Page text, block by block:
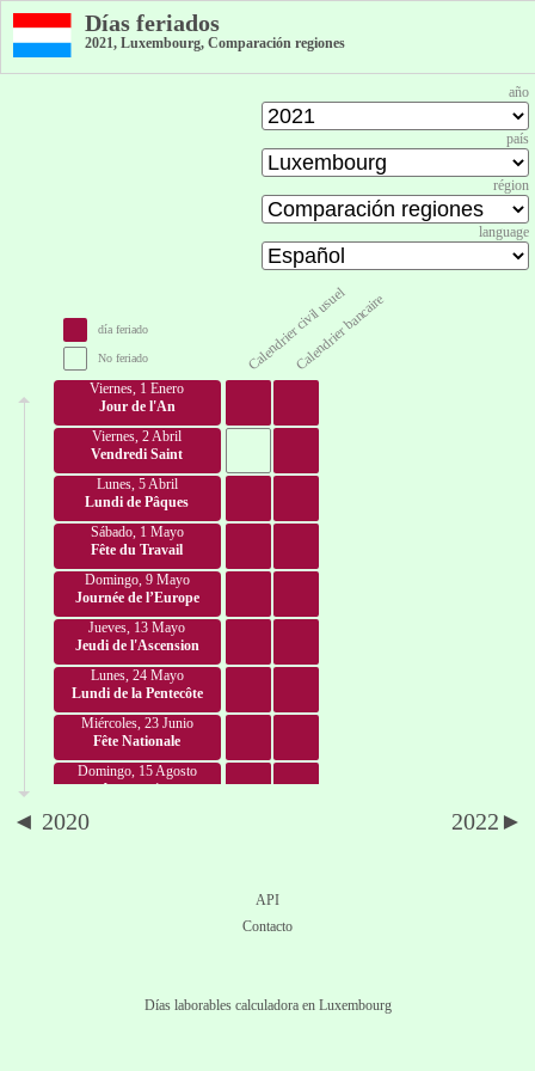
Días feriados
2021, Luxembourg, Comparación regiones
año
país
région
language
día feriado
No feriado Calendrier civil usuel
Calendrier bancaire
Viernes, 1 Enero
Jour de l'An
Viernes, 2 Abril
Vendredi Saint
Lunes, 5 Abril
Lundi de Pâques
Sábado, 1 Mayo
Fête du Travail
Domingo, 9 Mayo
Journée de l’Europe
Jueves, 13 Mayo
Jeudi de l'Ascension
Lunes, 24 Mayo
Lundi de la Pentecôte
Miércoles, 23 Junio
Fête Nationale
Domingo, 15 Agosto
Assomption
Lunes, 1 Noviembre
◄ 2020 2022►
API
Contacto
Días laborables calculadora en Luxembourg